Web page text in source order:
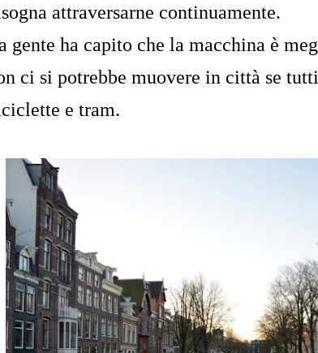
attraversarne continuamente.
gente ha capito che la macchina è
ci si potrebbe muovere in città se
e tram.